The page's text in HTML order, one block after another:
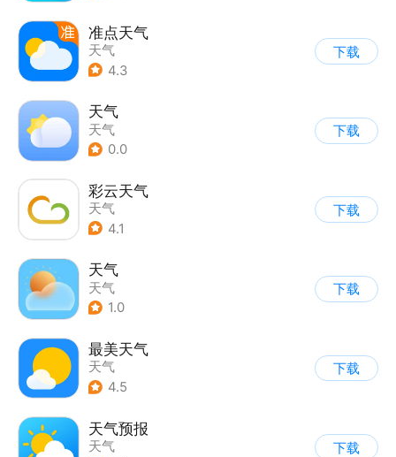
准点天气
天气
4.3
下载
天气
天气
0.0
下载
彩云天气
天气
4.1
下载
天气
天气
1.0
下载
最美天气
天气
4.5
下载
天气预报
天气
下载